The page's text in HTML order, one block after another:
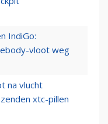
IndiGo:
vloot weg
na vlucht
xtc-pillen